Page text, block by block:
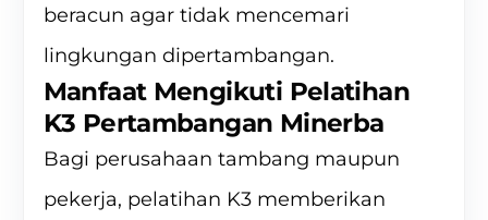
beracun agar tidak mencemari
lingkungan dipertambangan.
Manfaat Mengikuti Pelatihan
K3 Pertambangan Minerba
Bagi perusahaan tambang maupun
pekerja, pelatihan K3 memberikan